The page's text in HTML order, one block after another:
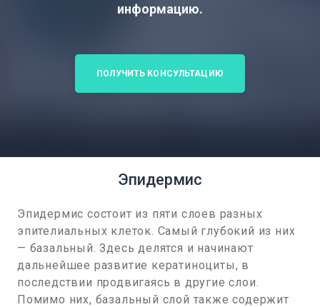
информацию.
ПОЛУЧИТЬ КОНСУЛЬТАЦИЮ
Эпидермис
Эпидермис состоит из пяти слоев разных
эпителиальных клеток. Самый глубокий из них
— базальный. Здесь делятся и начинают
дальнейшее развитие кератиноциты, в
последствии продвигаясь в другие слои.
Помимо них, базальный слой также содержит